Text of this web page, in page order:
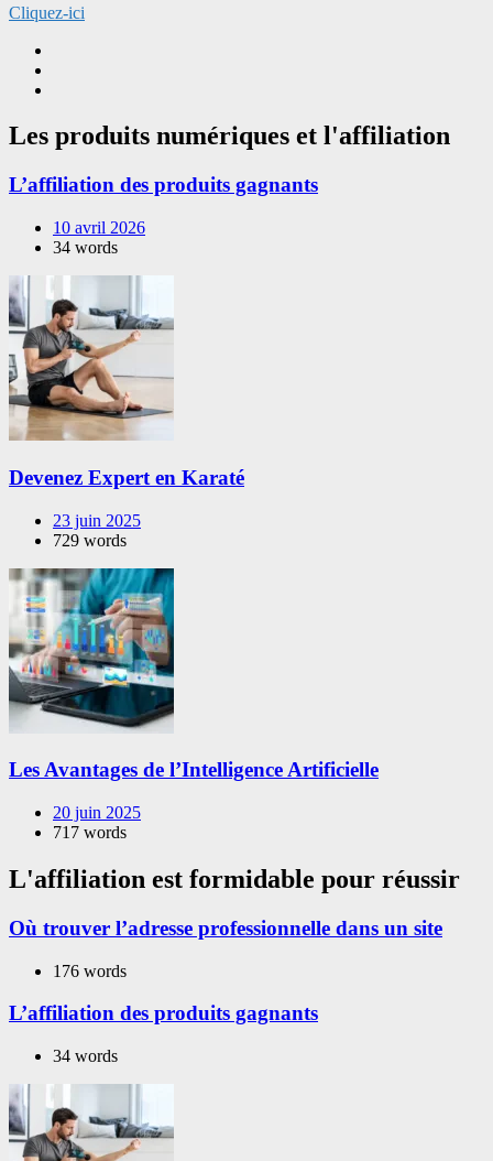
Cliquez-ici
Les produits numériques et l'affiliation
L’affiliation des produits gagnants
10 avril 2026
34 words
Devenez Expert en Karaté
23 juin 2025
729 words
Les Avantages de l’Intelligence Artificielle
20 juin 2025
717 words
L'affiliation est formidable pour réussir
Où trouver l’adresse professionnelle dans un site
176 words
L’affiliation des produits gagnants
34 words